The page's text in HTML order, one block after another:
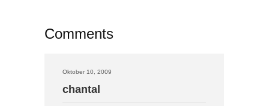
Comments
Oktober 10, 2009
chantal